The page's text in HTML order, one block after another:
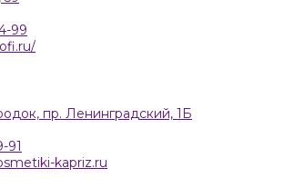
99
пр. Ленинградский, 1Б
91
kapriz.ru